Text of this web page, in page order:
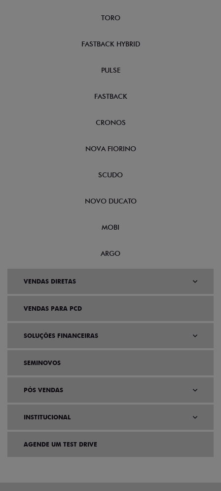
TORO
FASTBACK HYBRID
PULSE
FASTBACK
CRONOS
NOVA FIORINO
SCUDO
NOVO DUCATO
MOBI
ARGO
VENDAS DIRETAS
VENDAS PARA PCD
SOLUÇÕES FINANCEIRAS
SEMINOVOS
PÓS VENDAS
INSTITUCIONAL
AGENDE UM TEST DRIVE